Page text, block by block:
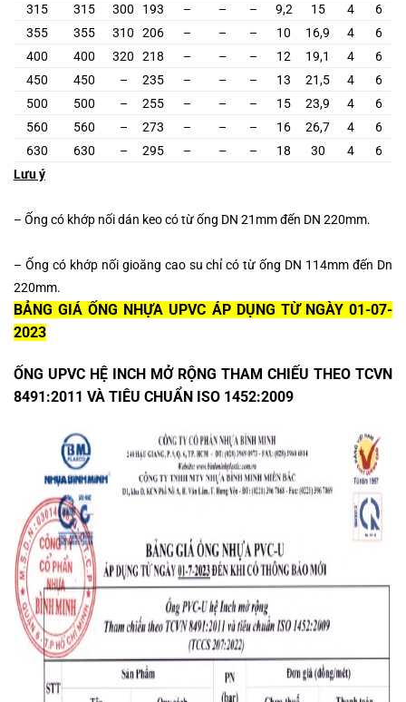
315
315 300 193 – – – 9,2 15 4
6
355
355 310 206 – – – 10 16,9 4
6
400
400 320 218 – – – 12 19,1 4
6
450
450 – 235 – – – 13 21,5 4
6
500
500 – 255 – – – 15 23,9 4
6
560
560 – 273 – – – 16 26,7 4
6
630
630 – 295 – – – 18 30 4
6
Lưu ý
– Ống có khớp nối dán keo có từ ống DN 21mm đến DN 220mm.
– Ống có khớp nối gioăng cao su chỉ có từ ống DN 114mm đến Dn
220mm.
BẢNG GIÁ ỐNG NHỰA UPVC ÁP DỤNG TỪ NGÀY 01-07-
2023
ỐNG UPVC HỆ INCH MỞ RỘNG THAM CHIẾU THEO TCVN
8491:2011 VÀ TIÊU CHUẨN ISO 1452:2009